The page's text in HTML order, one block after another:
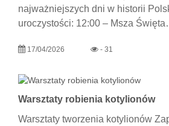
najważniejszych dni w historii
uroczystości: 12:00 – Msza
17/04/2026 - 31
Warsztaty robienia kotylionów
Warsztaty tworzenia kotylionów